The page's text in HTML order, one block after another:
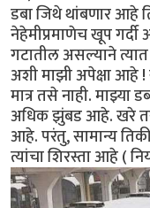
डबा जिथे थांबणार आहे
नेहेमीप्रमाणेच खूप गर्दी
गटातील असल्याने
अशी माझी अपेक्षा आहे
मात्र तसे नाही. माझ्या
अधिक झुंबड आहे. खरे तर
आहे. परंतु, सामान्य
त्यांचा शिरस्ता आहे (